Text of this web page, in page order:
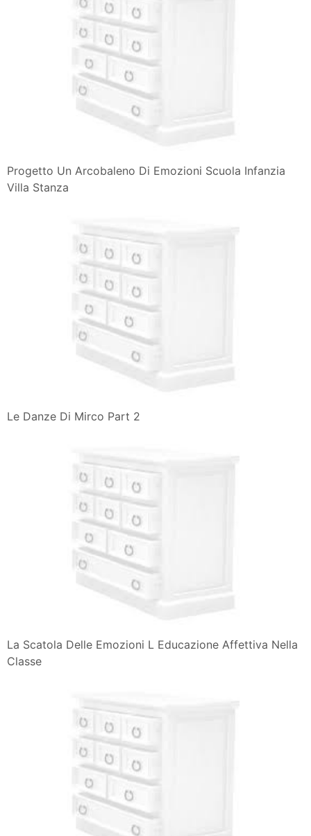
Progetto Un Arcobaleno Di Emozioni Scuola Infanzia
Villa Stanza
Le Danze Di Mirco Part 2
La Scatola Delle Emozioni L Educazione Affettiva Nella
Classe